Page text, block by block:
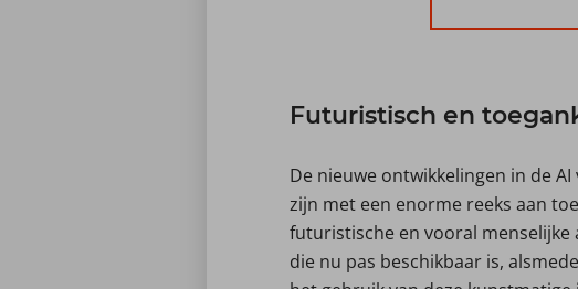
Futuristisch en
De nieuwe ontwikkelingen in de
zijn met een enorme reeks aan
futuristische en vooral menselijke
die nu pas beschikbaar is,